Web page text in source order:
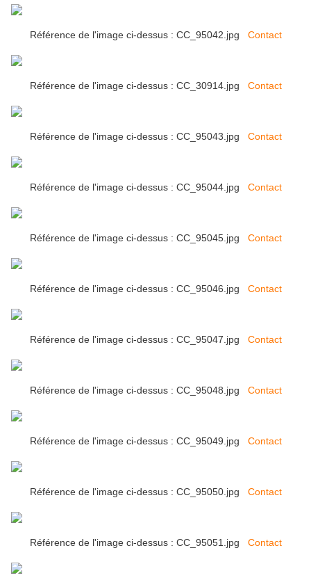
Référence de l'image ci-dessus : CC_95042.jpg Contact
Référence de l'image ci-dessus : CC_30914.jpg Contact
Référence de l'image ci-dessus : CC_95043.jpg Contact
Référence de l'image ci-dessus : CC_95044.jpg Contact
Référence de l'image ci-dessus : CC_95045.jpg Contact
Référence de l'image ci-dessus : CC_95046.jpg Contact
Référence de l'image ci-dessus : CC_95047.jpg Contact
Référence de l'image ci-dessus : CC_95048.jpg Contact
Référence de l'image ci-dessus : CC_95049.jpg Contact
Référence de l'image ci-dessus : CC_95050.jpg Contact
Référence de l'image ci-dessus : CC_95051.jpg Contact